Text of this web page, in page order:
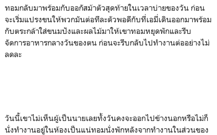
ทอมกลับมาพร้อมกับออกัสม้าตัวสุดท้ายในเวลาบ่ายของวัน ก่อน
จะเริ่มแปรงขนให้พวกมันต่อทีละตัวพอดีกับที่เอมี่เดินออกมาพร้อม
กับตระกล้าใส่ขนมปังและผลไม้มาให้เขาทอมหยุดพักและรีบ
จัดการอาหารกลางวันของตน ก่อนจะรีบกลับไปทำงานต่ออย่างไม่
ลดละ
วันนี้เขาไม่เห็นผู้เป็นนายเลยทั้งวันคงจะออกไปข้างนอกหรือไม่ก็
นั่งทำงานอยู่ในห้องเป็นแน่ทอมนั่งพักหลังจากทำงานในส่วนของ